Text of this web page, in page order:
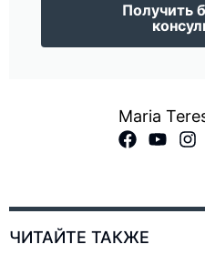
Получить
Maria
ЧИТАЙТЕ ТАКЖЕ